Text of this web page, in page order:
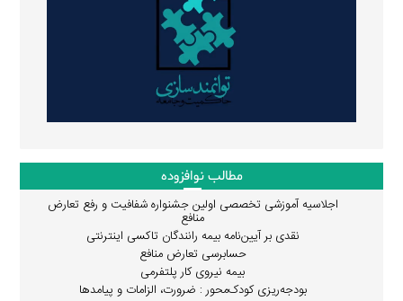
مطالب نوافزوده
اجلاسیه آموزشی تخصصی اولین جشنواره شفافیت و رفع تعارض
منافع
نقدی بر آیین‌نامه بیمه رانندگان تاکسی اینترنتی
حسابرسی تعارض منافع
بیمه نیروی کار پلتفرمی
بودجه‌ریزی کودک‌محور : ضرورت، الزامات و پیامدها